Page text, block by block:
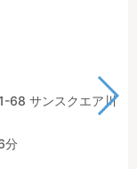
68 サンスクエア川
分